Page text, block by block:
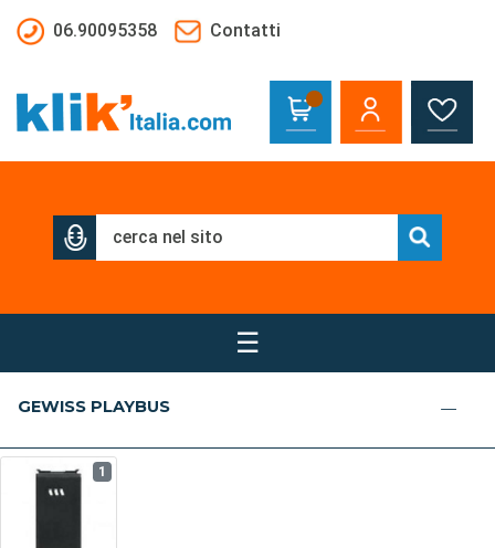
06.90095358
Contatti
☰
GEWISS PLAYBUS
1